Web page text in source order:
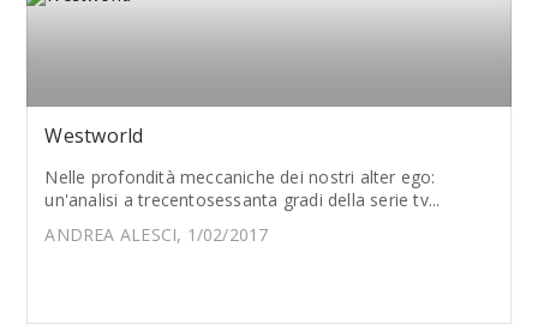
Westworld
Nelle profondità meccaniche dei nostri alter ego:
un'analisi a trecentosessanta gradi della serie tv...
ANDREA ALESCI, 1/02/2017